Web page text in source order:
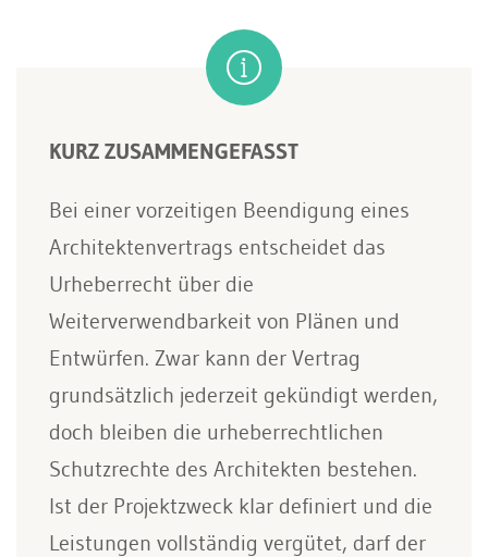
KURZ ZUSAMMENGEFASST
Bei einer vorzeitigen Beendigung eines
Architektenvertrags entscheidet das
Urheberrecht über die
Weiterverwendbarkeit von Plänen und
Entwürfen. Zwar kann der Vertrag
grundsätzlich jederzeit gekündigt werden,
doch bleiben die urheberrechtlichen
Schutzrechte des Architekten bestehen.
Ist der Projektzweck klar definiert und die
Leistungen vollständig vergütet, darf der